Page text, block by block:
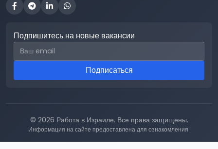
Подпишитесь на новые вакансии
Email для подписки
Подписаться
© 2026 Работа в Израиле. Все права защищены.
Информация на сайте предоставлена для ознакомления.